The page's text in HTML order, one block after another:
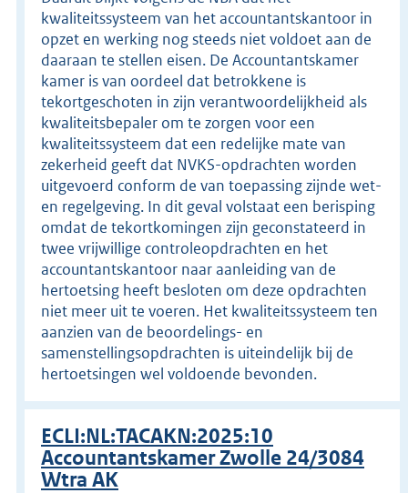
kwaliteitssysteem van het accountantskantoor in
opzet en werking nog steeds niet voldoet aan de
daaraan te stellen eisen. De Accountantskamer
kamer is van oordeel dat betrokkene is
tekortgeschoten in zijn verantwoordelijkheid als
kwaliteitsbepaler om te zorgen voor een
kwaliteitssysteem dat een redelijke mate van
zekerheid geeft dat NVKS-opdrachten worden
uitgevoerd conform de van toepassing zijnde wet-
en regelgeving. In dit geval volstaat een berisping
omdat de tekortkomingen zijn geconstateerd in
twee vrijwillige controleopdrachten en het
accountantskantoor naar aanleiding van de
hertoetsing heeft besloten om deze opdrachten
niet meer uit te voeren. Het kwaliteitssysteem ten
aanzien van de beoordelings- en
samenstellingsopdrachten is uiteindelijk bij de
hertoetsingen wel voldoende bevonden.
ECLI:NL:TACAKN:2025:10
Accountantskamer Zwolle 24/3084
Wtra AK